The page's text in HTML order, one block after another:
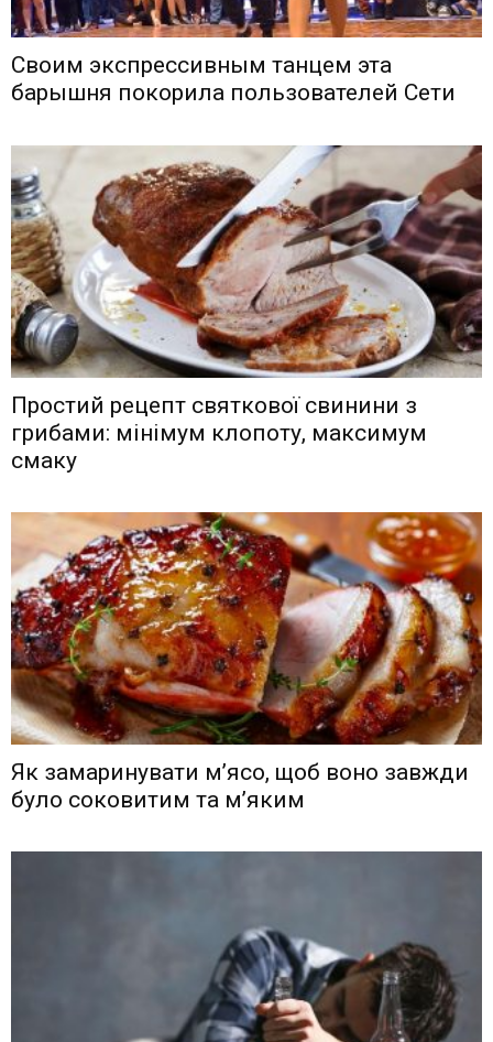
Своим экспрессивным танцем эта
барышня покорила пользователей Сети
Простий рецепт святкової свинини з
грибами: мінімум клопоту, максимум
смаку
Як замаринувати м’ясо, щоб воно завжди
було соковитим та м’яким